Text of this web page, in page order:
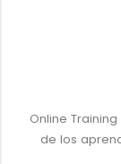
Online
de los